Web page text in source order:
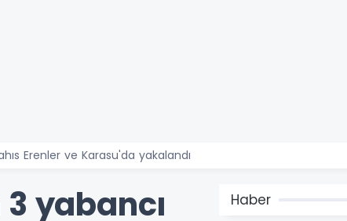
Erenler ve Karasu'da yakalandı
3 yabancı
Haber